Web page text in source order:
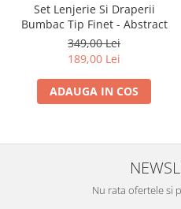
Set Lenjerie Si Draperii
Bumbac Tip Finet - Abstract
349,00 Lei
189,00 Lei
ADAUGA IN COS
Nu rata ofertele si